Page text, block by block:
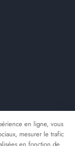
en ligne, vous
mesurer le trafic